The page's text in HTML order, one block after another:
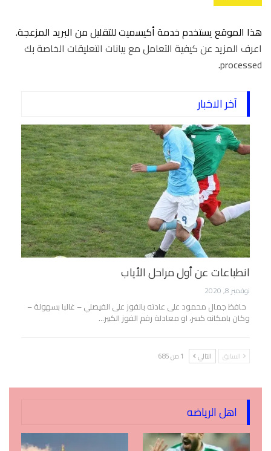
هذا الموقع يستخدم خدمة أكيسميت للتقليل من البريد المزعجة.
اعرف المزيد عن كيفية التعامل مع بيانات التعليقات الخاصة بك
processed
.
آخر الاخبار
انطباعات عن أول مراحل الأياب
نوفمبر 8, 2020
حافظ جمال محمود على عادته بالفوز على الفيصلي – غالبا بسهولة –
وكان بامكانه كسر، او معادلة رقم الفوز الكبير…
السابق التالي 1 من 685
اهل الرياضه